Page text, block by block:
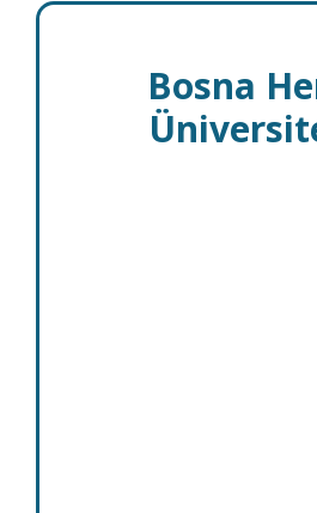
Bosna